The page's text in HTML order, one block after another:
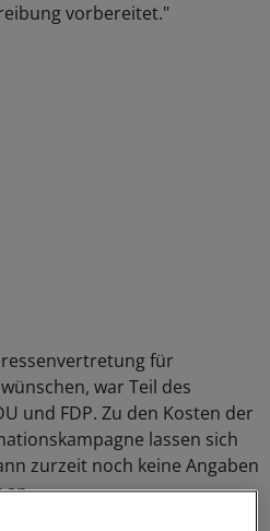
vorbereitet."
für
war Teil des
und FDP. Zu den Kosten der
lassen sich
zurzeit noch keine Angaben
an.